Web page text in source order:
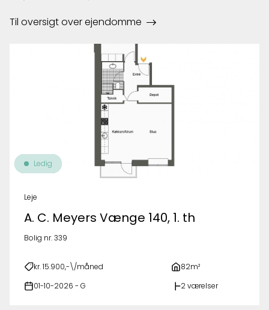
Til oversigt over ejendomme
Ledig
Leje
A. C. Meyers Vænge 140, 1. th
Bolig nr. 339
kr. 15.900,-\/måned 82m²
01-10-2026 - G 2 værelser